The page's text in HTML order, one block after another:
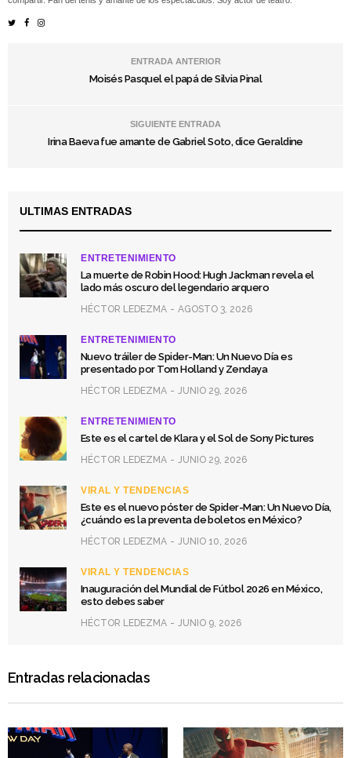
ENTRADA ANTERIOR
Moisés Pasquel el papá de Silvia Pinal
SIGUIENTE ENTRADA
Irina Baeva fue amante de Gabriel Soto, dice Geraldine
ULTIMAS ENTRADAS
ENTRETENIMIENTO
La muerte de Robin Hood: Hugh Jackman revela el
lado más oscuro del legendario arquero
HÉCTOR LEDEZMA AGOSTO 3, 2026
ENTRETENIMIENTO
Nuevo tráiler de Spider-Man: Un Nuevo Día es
presentado por Tom Holland y Zendaya
HÉCTOR LEDEZMA JUNIO 29, 2026
ENTRETENIMIENTO
Este es el cartel de Klara y el Sol de Sony Pictures
HÉCTOR LEDEZMA JUNIO 29, 2026
VIRAL Y TENDENCIAS
Este es el nuevo póster de Spider-Man: Un Nuevo Día,
¿cuándo es la preventa de boletos en México?
HÉCTOR LEDEZMA JUNIO 10, 2026
VIRAL Y TENDENCIAS
Inauguración del Mundial de Fútbol 2026 en México,
esto debes saber
HÉCTOR LEDEZMA JUNIO 9, 2026
Entradas relacionadas